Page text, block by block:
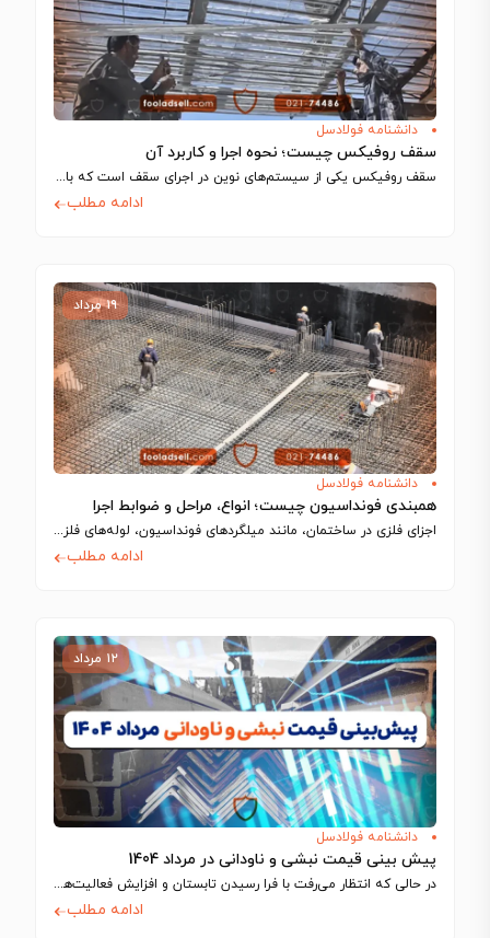
دانشنامه فولادسل
سقف روفیکس چیست؛ نحوه اجرا و کاربرد آن
سقف روفیکس یکی از سیستم‌های نوین در اجرای سقف است که با استفاده از…
ادامه مطلب
۱۹ مرداد
دانشنامه فولادسل
همبندی فونداسیون چیست؛ انواع، مراحل و ضوابط اجرا
اجزای فلزی در ساختمان، مانند میلگردهای فونداسیون، لوله‌های فلزی و شفت آسانسور، رسانای جریان…
ادامه مطلب
۱۲ مرداد
دانشنامه فولادسل
پیش بینی قیمت نبشی و ناودانی در مرداد 1404
در حالی که انتظار می‌رفت با فرا رسیدن تابستان و افزایش فعالیت‌های ساختمانی، بازار…
ادامه مطلب